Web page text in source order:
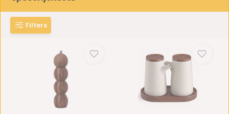
Filters